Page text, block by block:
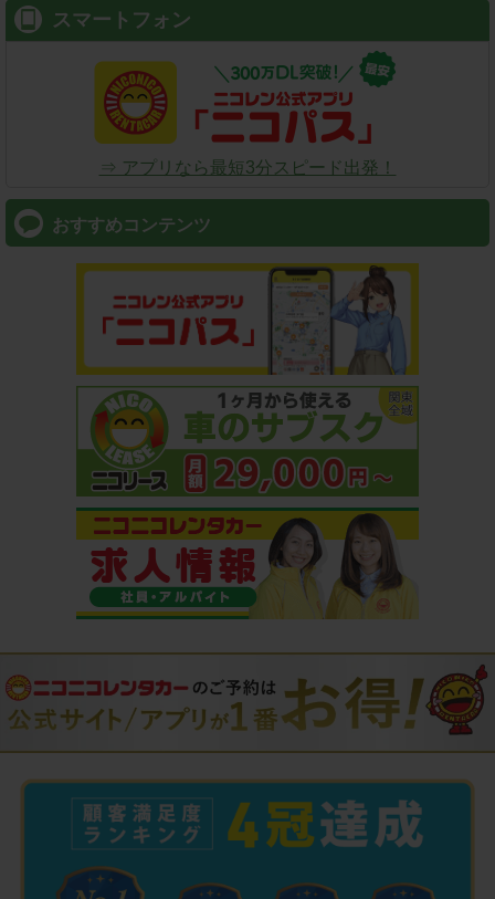
スマートフォン
⇒ アプリなら最短3分スピード出発！
おすすめコンテンツ